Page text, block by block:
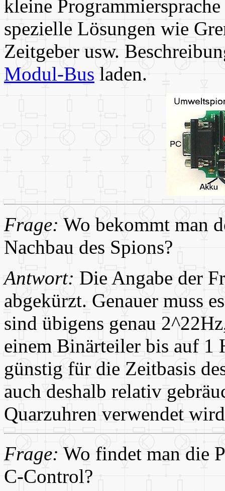
kleine
spezielle Lösungen wie
Zeitgeber usw.
Modul-Bus laden.
Frage: Wo bekommt man
Nachbau des Spions?
Antwort: Die Angabe der
abgekürzt. Genauer muss
sind übigens genau
einem Binärteiler bis auf 1
günstig für die Zeitbasis
auch deshalb relativ
Quarzuhren verwendet
Frage: Wo findet man die
C-Control?